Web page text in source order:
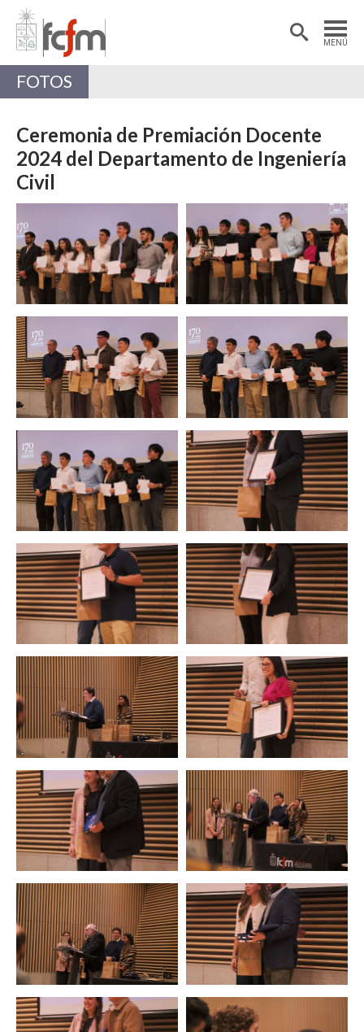
MENÚ
Estudiantes
Académicas/os
FOTOS
Ceremonia de Premiación Docente
2024 del Departamento de Ingeniería
Civil
Zoom Zoom
Zoom Zoom
Zoom Zoom
Zoom
Zoom
Zoom Zoom
Zoom Zoom